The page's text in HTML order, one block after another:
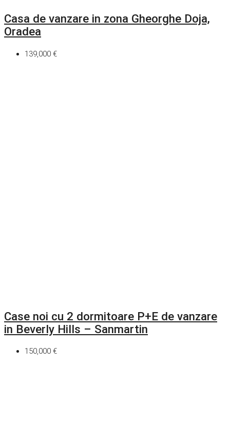
Casa de vanzare in zona Gheorghe Doja,
Oradea
139,000 €
Case noi cu 2 dormitoare P+E de vanzare
in Beverly Hills – Sanmartin
150,000 €